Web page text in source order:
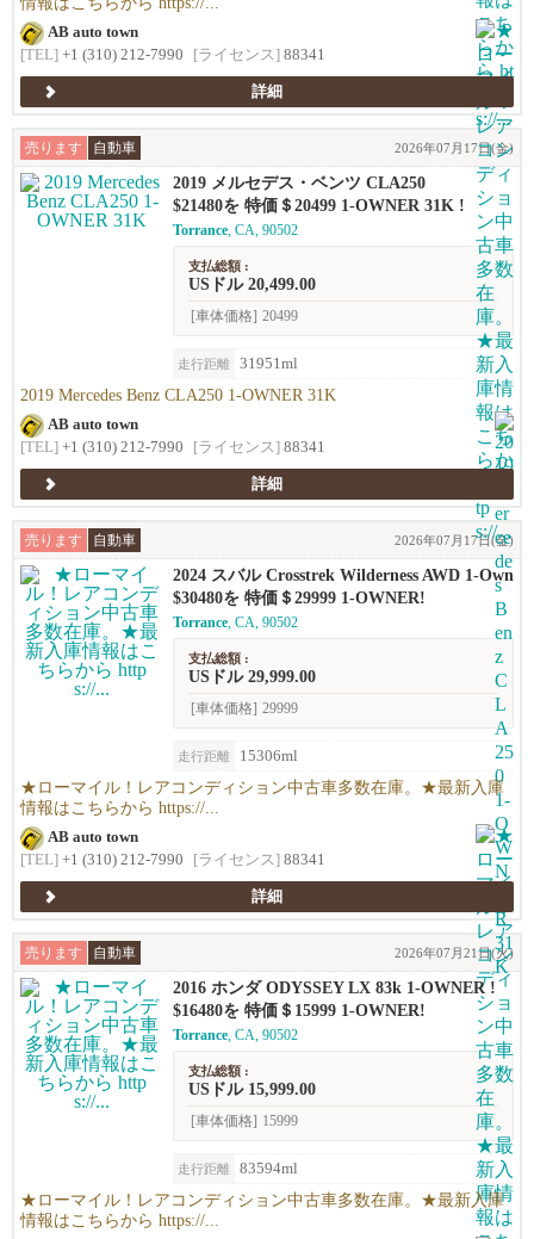
AB auto town
[TEL] +1 (310) 212-7990 [ライセンス] 88341
詳細
売ります 自動車 2026年07月17日(金)
2019 メルセデス・ベンツ CLA250
$21480を 特価＄20499 1-OWNER 31K !
Torrance, CA, 90502
支払総額 :
USドル 20,499.00
[車体価格] 20499
走行距離 31951ml
2019 Mercedes Benz CLA250 1-OWNER 31K
AB auto town
[TEL] +1 (310) 212-7990 [ライセンス] 88341
詳細
売ります 自動車 2026年07月17日(金)
2024 スバル Crosstrek Wilderness AWD 1-Own
er!!
$30480を 特価＄29999 1-OWNER!
Torrance, CA, 90502
支払総額 :
USドル 29,999.00
[車体価格] 29999
走行距離 15306ml
★ローマイル！レアコンディション中古車多数在庫。★最新入庫
情報はこちらから https://...
AB auto town
[TEL] +1 (310) 212-7990 [ライセンス] 88341
詳細
売ります 自動車 2026年07月21日(火)
2016 ホンダ ODYSSEY LX 83k 1-OWNER !
$16480を 特価＄15999 1-OWNER!
Torrance, CA, 90502
支払総額 :
USドル 15,999.00
[車体価格] 15999
走行距離 83594ml
★ローマイル！レアコンディション中古車多数在庫。★最新入庫
情報はこちらから https://...